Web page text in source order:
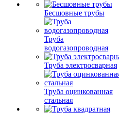
Бесшовные трубы
Труба
водогазопроводная
Труба электросварная
Труба оцинкованная
стальная